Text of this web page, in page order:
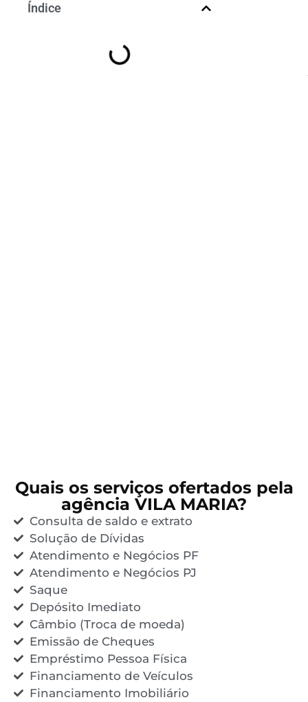
Índice
Quais os serviços ofertados pela
agência VILA MARIA?
Consulta de saldo e extrato
Solução de Dívidas
Atendimento e Negócios PF
Atendimento e Negócios PJ
Saque
Depósito Imediato
Câmbio (Troca de moeda)
Emissão de Cheques
Empréstimo Pessoa Física
Financiamento de Veículos
Financiamento Imobiliário